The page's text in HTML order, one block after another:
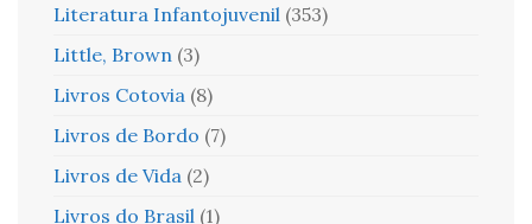
Literatura Infantojuvenil (353)
Little, Brown (3)
Livros Cotovia (8)
Livros de Bordo (7)
Livros de Vida (2)
Livros do Brasil (1)